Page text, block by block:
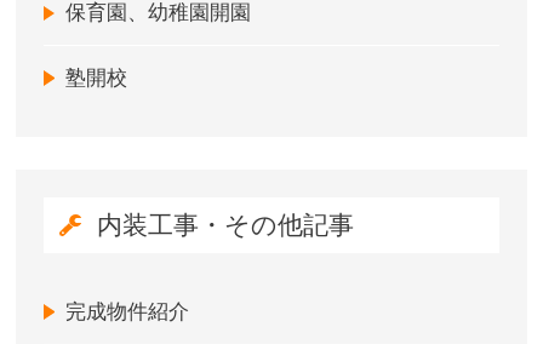
保育園、幼稚園開園
塾開校
内装工事・その他記事
完成物件紹介